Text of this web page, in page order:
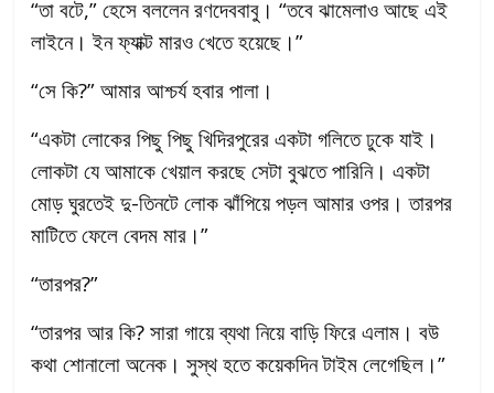
“তা বটে,” হেসে বললেন রণদেববাবু। “তবে ঝামেলাও আছে এই
লাইনে। ইন ফ্যাক্ট মারও খেতে হয়েছে।”
“সে কি?” আমার আশ্চর্য হবার পালা।
“একটা লোকের পিছু পিছু খিদিরপুরের একটা গলিতে ঢুকে যাই।
লোকটা যে আমাকে খেয়াল করছে সেটা বুঝতে পারিনি। একটা
মোড় ঘুরতেই দু-তিনটে লোক ঝাঁপিয়ে পড়ল আমার ওপর। তারপর
মাটিতে ফেলে বেদম মার।”
“তারপর?”
“তারপর আর কি? সারা গায়ে ব্যথা নিয়ে বাড়ি ফিরে এলাম। বউ
কথা শোনালো অনেক। সুস্থ হতে কয়েকদিন টাইম লেগেছিল।”